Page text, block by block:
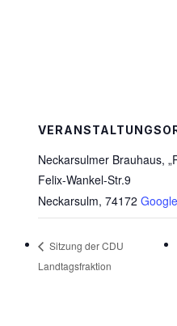
Neckarsulmer Brauhaus,
Felix-Wankel-Str.9
Neckarsulm, 74172
Sitzung der CDU
Landtagsfraktion